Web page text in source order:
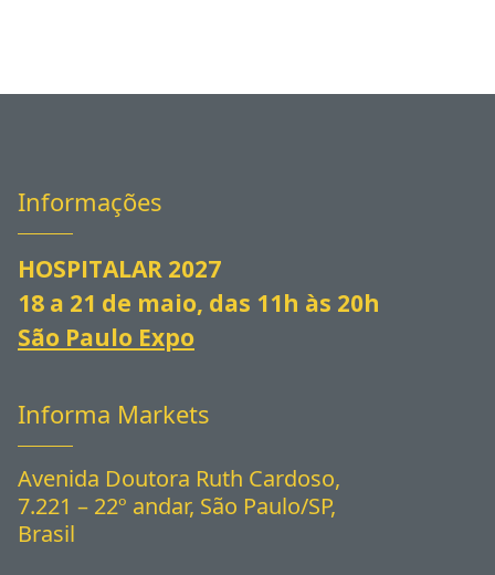
Informações
HOSPITALAR 2027
18 a 21 de maio, das 11h às 20h
São Paulo Expo
Informa Markets
Avenida Doutora Ruth Cardoso,
7.221 – 22º andar, São Paulo/SP,
Brasil